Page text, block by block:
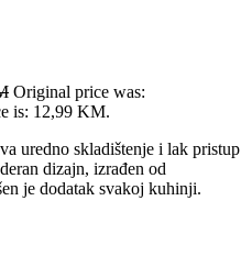
Original price was:
is: 12,99 KM.
uredno skladištenje i lak pristup
dizajn, izrađen od
je dodatak svakoj kuhinji.